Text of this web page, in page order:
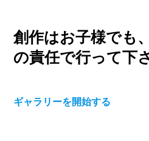
創作はお子様でも
の責任で行って下
ギャラリーを開始する